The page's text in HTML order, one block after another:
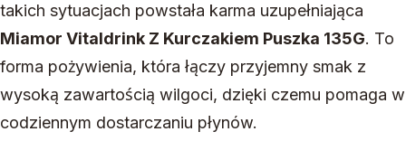
takich sytuacjach powstała karma uzupełniająca
Miamor Vitaldrink Z Kurczakiem Puszka 135G. To
forma pożywienia, która łączy przyjemny smak z
wysoką zawartością wilgoci, dzięki czemu pomaga w
codziennym dostarczaniu płynów.